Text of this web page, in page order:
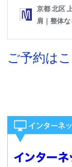
ご予約は